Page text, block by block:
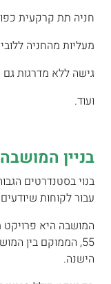
חניה תת קרקעית
מעליות מהחניה
גישה ללא מדרגות
ועוד.
בניין המושבה
בנוי בסטנדרטים
עבור לקוחות
המושבה היא פרויקט
55, הממוקם בין
הישנה.